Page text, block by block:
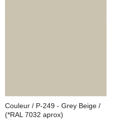
Couleur / P-249 - Grey Beige /
(*RAL 7032 aprox)